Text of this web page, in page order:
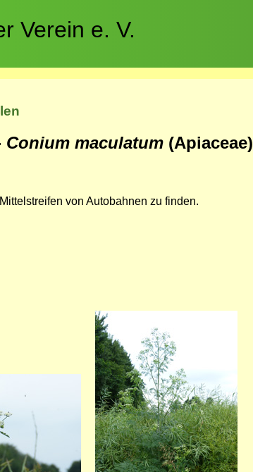
Verein e. V.
Conium maculatum (Apiaceae)
von Autobahnen zu finden.
Bild